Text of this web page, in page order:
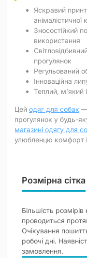
Яскравий
анімалістичної
Зносостійкий
використання
прогулянок
Регульований
Інноваційна
Теплий, м’який
Цей одяг для собак —
прогулянок у будь-
магазині одягу для
улюбленцю комфорт
Розмірна сітка
Більшість
проводиться
Очікування
робочі дні.
замовлення.